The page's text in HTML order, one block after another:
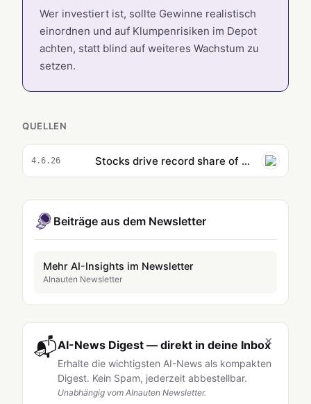
Wer investiert ist, sollte Gewinne realistisch
einordnen und auf Klumpenrisiken im Depot
achten, statt blind auf weiteres Wachstum zu
setzen.
QUELLEN
4.6.26 Stocks drive record share of American wealth
Beiträge aus dem Newsletter
Mehr AI-Insights im Newsletter
AInauten Newsletter
×
📬AI-News Digest — direkt in deine Inbox
Erhalte die wichtigsten AI-News als kompakten
Digest. Kein Spam, jederzeit abbestellbar.
Unabhängig vom AInauten Newsletter.